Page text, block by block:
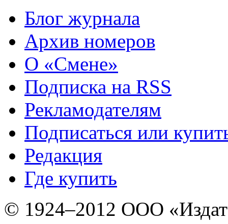
Блог журнала
Архив номеров
О «Смене»
Подписка на RSS
Рекламодателям
Подписаться или
Редакция
Где купить
© 1924–2012 ООО